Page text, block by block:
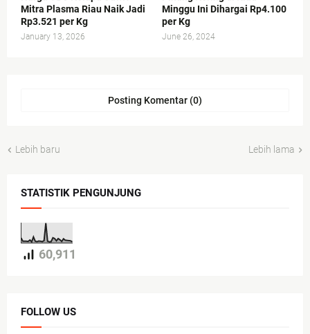
Mitra Plasma Riau Naik Jadi
Rp3.521 per Kg
January 13, 2026
Minggu Ini Dihargai Rp4.100
per Kg
June 26, 2024
Posting Komentar (0)
Lebih baru Lebih lama
STATISTIK PENGUNJUNG
60,911
FOLLOW US